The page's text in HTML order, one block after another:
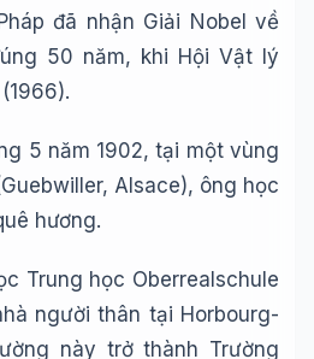
Phápđã nhận Giải Nobel về
50 năm, khi Hội Vật lý
5 năm 1902,tại một vùng
Alsace), ông học
hương.
Trung học Oberrealschule
người thân tại Horbourg-
này trở thành Trường